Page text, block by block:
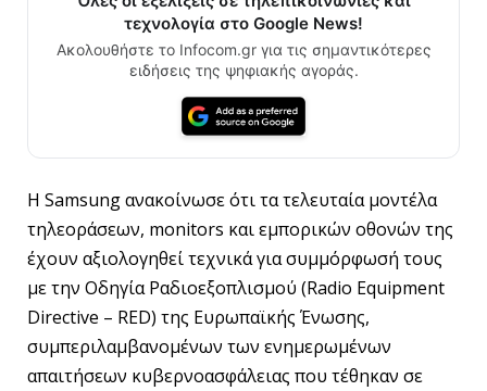
τεχνολογία στο Google News!
Ακολουθήστε το Infocom.gr για τις σημαντικότερες
ειδήσεις της ψηφιακής αγοράς.
Η Samsung ανακοίνωσε ότι τα τελευταία μοντέλα
τηλεοράσεων, monitors και εμπορικών οθονών της
έχουν αξιολογηθεί τεχνικά για συμμόρφωσή τους
με την Οδηγία Ραδιοεξοπλισμού (Radio Equipment
Directive – RED) της Ευρωπαϊκής Ένωσης,
συμπεριλαμβανομένων των ενημερωμένων
απαιτήσεων κυβερνοασφάλειας που τέθηκαν σε